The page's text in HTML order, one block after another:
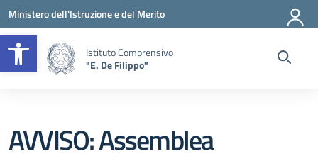
Apri la barra degli strumenti
Vai ai contenuti
Vai al menu di navigazione
Vai al footer
Ministero dell'Istruzione e del Merito
Istituto Comprensivo
"E. De Filippo"
AVVISO: Assemblea